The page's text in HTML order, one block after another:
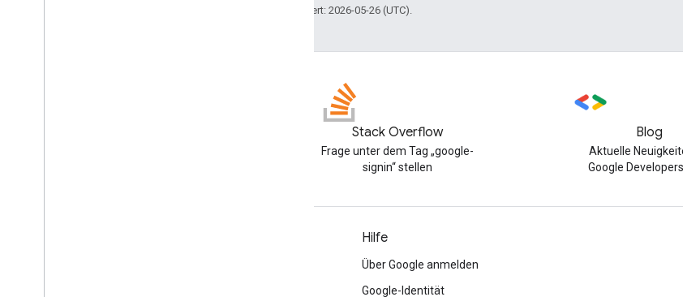
Zuletzt aktualisiert: 2026-05-26 (UTC).
Stack Overflow
Frage unter dem Tag „google-
signin“ stellen
Blog
Aktuelle
Google
Hilfe
Über Google anmelden
Google-Identität